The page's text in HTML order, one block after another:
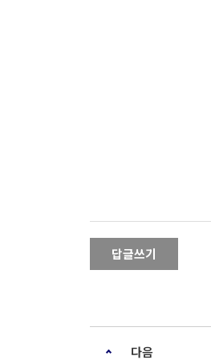
답글쓰기
다음